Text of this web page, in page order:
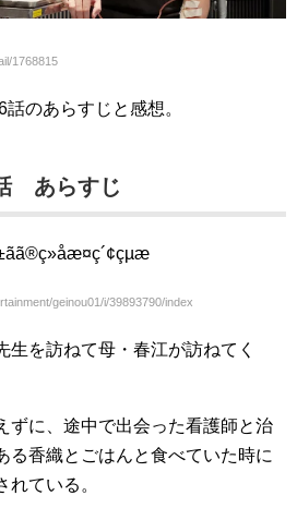
1768815
のあらすじと感想。
あらすじ
geinou01/i/39893790/index
生を訪ねて母・春江が訪ねてく
ずに、途中で出会った看護師と治
る香織とごはんと食べていた時に
ている。